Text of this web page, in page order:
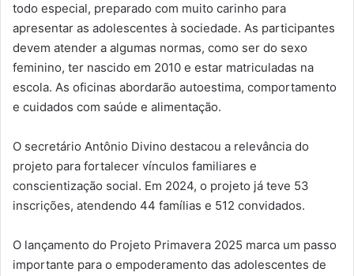
todo especial, preparado com muito carinho para
apresentar as adolescentes à sociedade. As participantes
devem atender a algumas normas, como ser do sexo
feminino, ter nascido em 2010 e estar matriculadas na
escola. As oficinas abordarão autoestima, comportamento
e cuidados com saúde e alimentação.
O secretário Antônio Divino destacou a relevância do
projeto para fortalecer vínculos familiares e
conscientização social. Em 2024, o projeto já teve 53
inscrições, atendendo 44 famílias e 512 convidados.
O lançamento do Projeto Primavera 2025 marca um passo
importante para o empoderamento das adolescentes de